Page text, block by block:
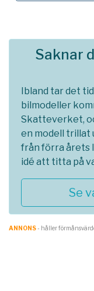
Saknar
Ibland tar det
bilmodeller
Skatteverket,
en modell trillat
från förra årets
idé att titta på
Se
ANNONS- håller